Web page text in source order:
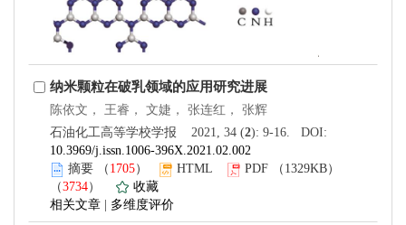
纳米颗粒在破乳领域的应用研究进展
陈依文， 王睿， 文婕， 张连红， 张辉
石油化工高等学校学报 2021, 34 (2): 9-16. DOI:
10.3969/j.issn.1006-396X.2021.02.002
摘要 （ 1705） HTML PDF （1329KB）
（3734）
收藏
相关文章
多维度评价